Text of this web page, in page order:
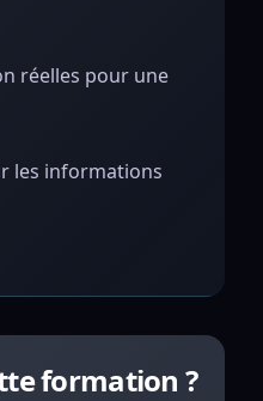
réelles pour une
les informations
formation ?